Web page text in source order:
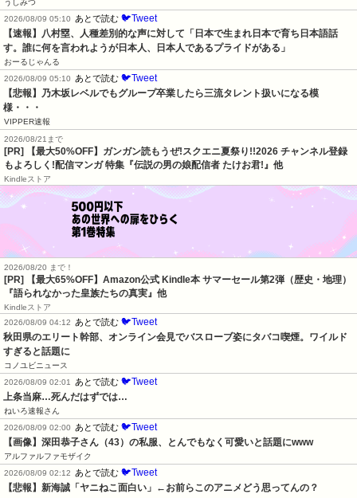
うしみつ
2026/08/09 05:10
あとで読む 🐦Tweet
【速報】八村塁、人種差別的な声に対して「日本で生まれ日本で育ち日本語話
す。誰に何を言われようが日本人、日本人であるプライドがある」
おーるじゃんる
2026/08/09 05:10
あとで読む 🐦Tweet
【悲報】乃木坂レベルでもグループ卒業したら三流タレント扱いになる模
様・・・
VIPPER速報
2026/08/21まで
[PR] 【最大50%OFF】ガンガン読もうぜ!スクエニ夏祭り!!2026 チャンネル登録
もよろしく!配信マンガ 特集『伝説の男の娘配信者 たけお君!』他
Kindleストア
2026/08/20 まで！
[PR]
【最大65%OFF】Amazon公式 Kindle本 サマーセール第2弾（歴史・地理）
『語られなかった皇族たちの真実』他
Kindleストア
2026/08/09 04:12
あとで読む 🐦Tweet
秋田県のエリート幹部、オンライン会見でバスローブ姿にタバコ喫煙。ワイルド
すぎると話題に
コノユビニュース
2026/08/09 02:01
あとで読む 🐦Tweet
上条当麻…死んだはずでは…
ねいろ速報さん
2026/08/09 02:00
あとで読む 🐦Tweet
【画像】深田恭子さん（43）の私服、とんでもなく可愛いと話題にwww
アルファルファモザイク
2026/08/09 02:12
あとで読む 🐦Tweet
【悲報】新海誠「ヤニねこ面白い」←お前らこのアニメどう思ってんの？